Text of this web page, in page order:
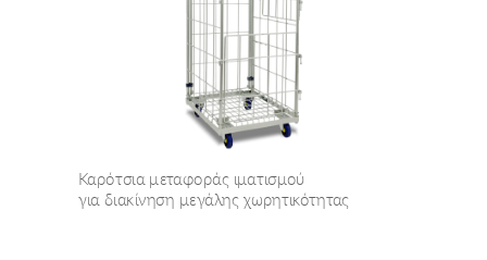
Καρότσια μεταφοράς ιματισμού
για διακίνηση μεγάλης χωρητικότητας